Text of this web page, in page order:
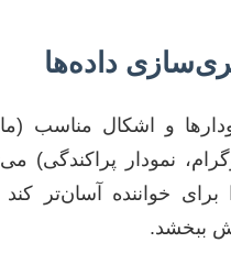
داده‌ها
و اشکال مناسب
نمودار پراکندگی)
برای خواننده آسان‌تر
ببخشد.